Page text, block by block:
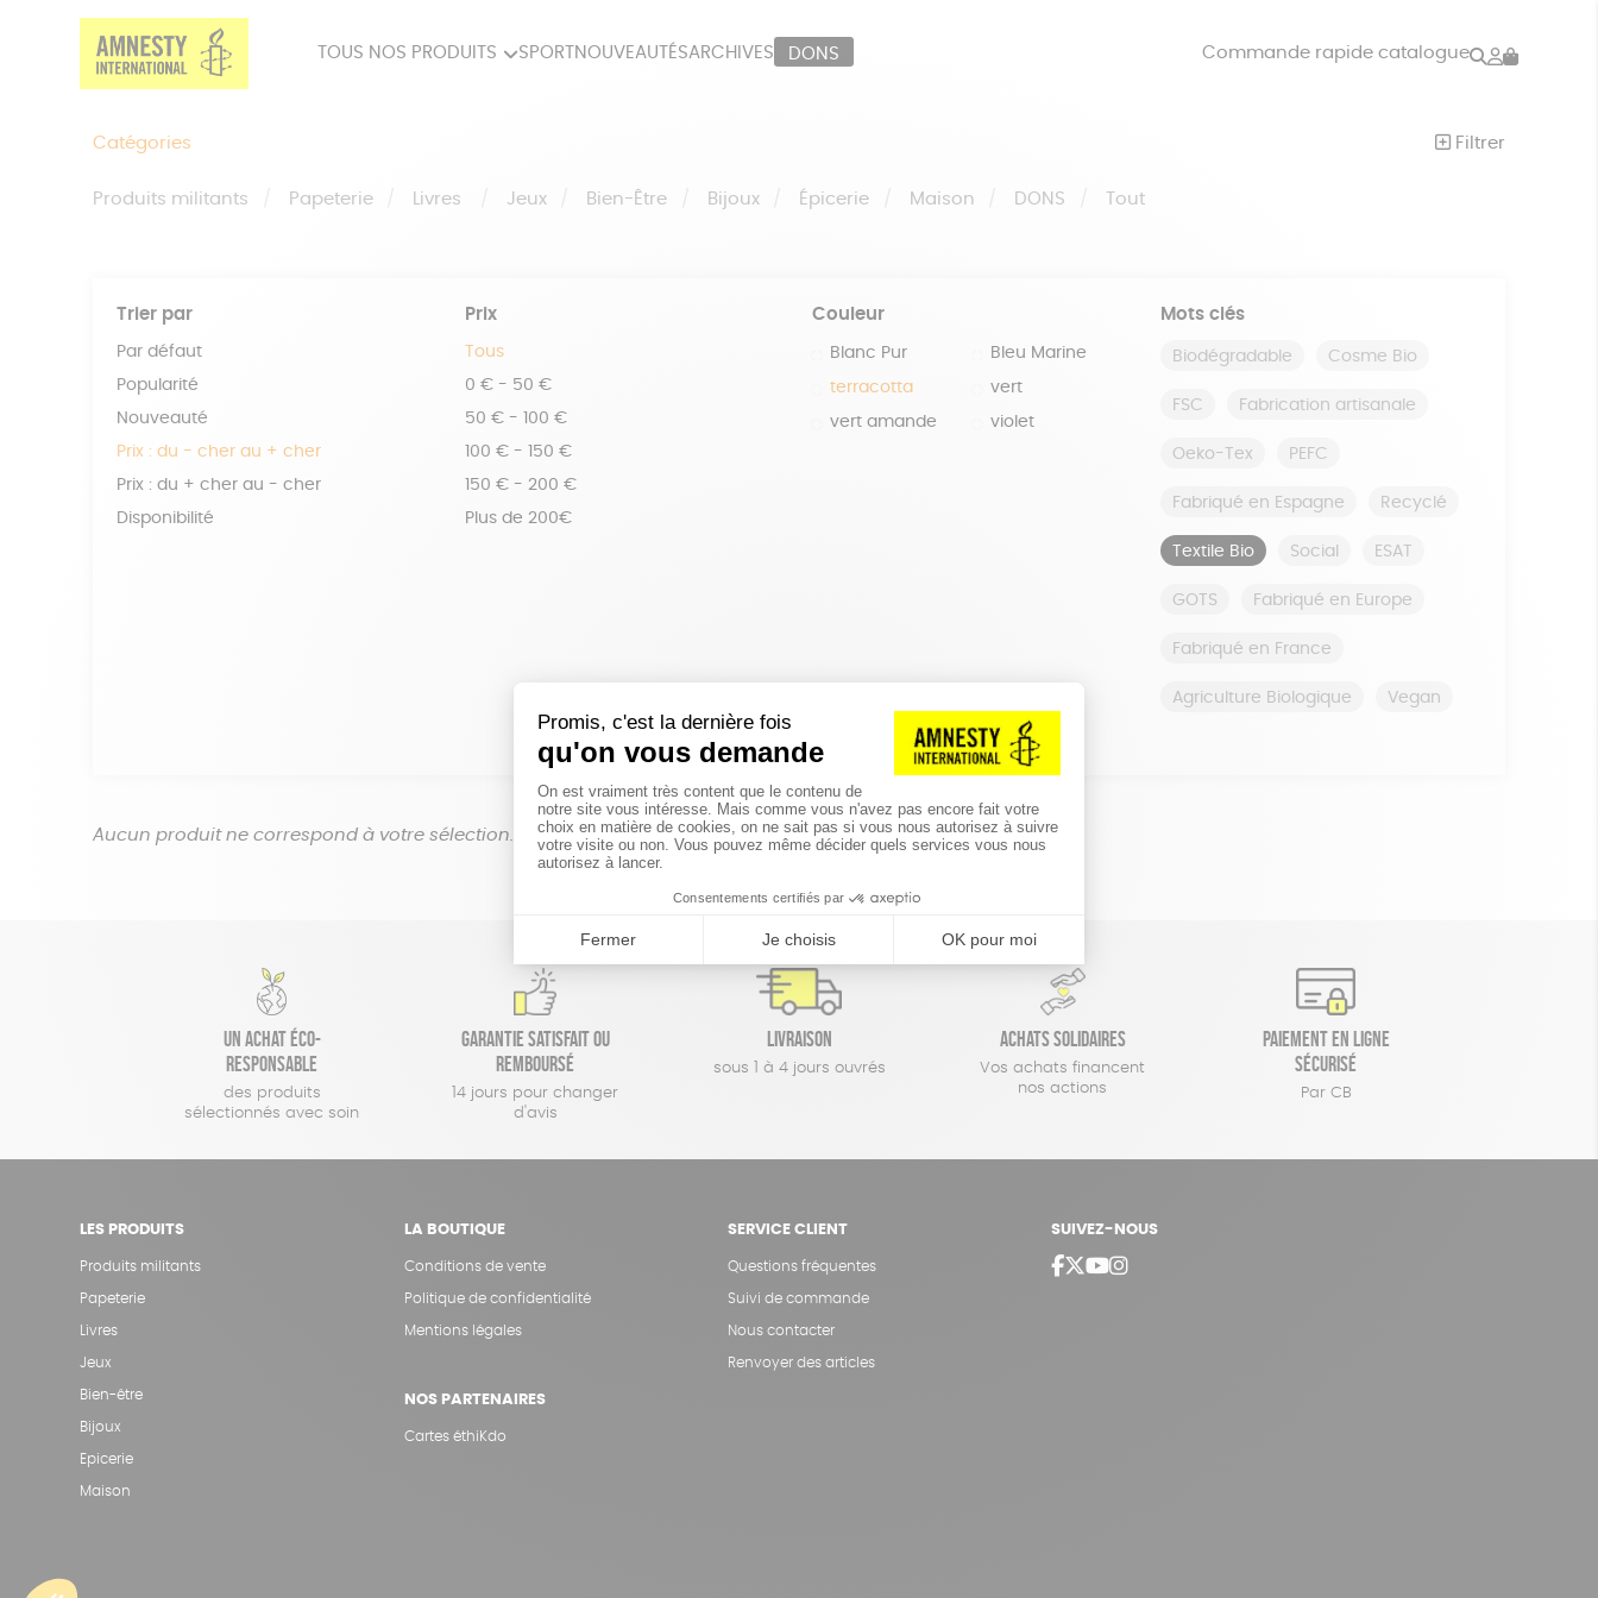
TOUS NOS PRODUITS SPORT NOUVEAUTÉSARCHIVES DONS Commande rapide catalogue Rechercher
Mon
Catégories Filtrer
Produits militants Papeterie Livres Jeux Bien-Être Bijoux Épicerie Maison DONS Tout
Trier par
Par défaut
Popularité
Nouveauté
Prix : du - cher au + cher
Prix : du + cher au - cher
Disponibilité
Prix
Tous
0 € - 50 €
50 € - 100 €
100 € - 150 €
150 € - 200 €
Plus de 200€
Couleur
Blanc Pur Bleu Marine
terracotta vert
vert amande violet
Mots clés
Biodégradable Cosme Bio
FSC Fabrication artisanale
Oeko-Tex PEFC
Fabriqué en Espagne Recyclé
Textile Bio Social ESAT
GOTS Fabriqué en Europe
Fabriqué en France
Agriculture Biologique Vegan
Aucun produit ne correspond à votre sélection.
Un achat éco-
responsable
des produits
sélectionnés avec soin
Garantie satisfait ou
remboursé
14 jours pour changer
d'avis
Livraison
sous 1 à 4 jours ouvrés
Achats solidaires
Vos achats financent
nos actions
Paiement en ligne
sécurisé
Par CB
LES PRODUITS
Produits militants
Papeterie
Livres
Jeux
Bien-être
Bijoux
Epicerie
Maison
LA BOUTIQUE
Conditions de vente
Politique de confidentialité
Mentions légales
NOS PARTENAIRES
Cartes éthiKdo
SERVICE CLIENT
Questions fréquentes
Suivi de commande
Nous contacter
Renvoyer des articles
SUIVEZ-NOUS